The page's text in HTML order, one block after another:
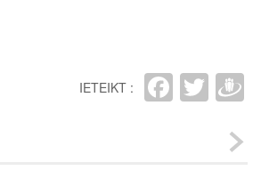
IETEIKT :